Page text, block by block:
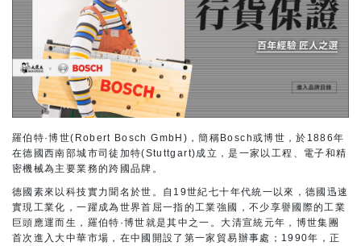
羅伯特·博世(Robert Bosch GmbH)，簡稱Bosch或博世，於1886年
在德國西南部城市司徒加特(Stuttgart)成立，是一家以工程、電子和精
密機械為主要業務的跨國品牌。
德國素來以科技實力聞名於世。自19世紀七十年代統一以來，德國迅速
實現工業化，一躍成為世界首屈一指的工業強國，不少享譽國際的工業
巨頭應運而生，羅伯特·博世就是其中之一。大清宣統元年，博世集團
首次進入大中華市場，在中國開設了第一家貿易辦事處；1990年，正